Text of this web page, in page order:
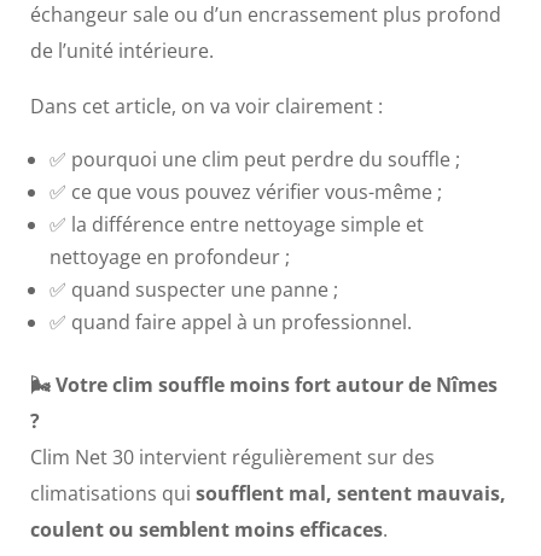
échangeur sale ou d’un encrassement plus profond
de l’unité intérieure.
Dans cet article, on va voir clairement :
✅ pourquoi une clim peut perdre du souffle ;
✅ ce que vous pouvez vérifier vous-même ;
✅ la différence entre nettoyage simple et
nettoyage en profondeur ;
✅ quand suspecter une panne ;
✅ quand faire appel à un professionnel.
🌬️ Votre clim souffle moins fort autour de Nîmes
?
Clim Net 30 intervient régulièrement sur des
climatisations qui soufflent mal, sentent mauvais,
coulent ou semblent moins efficaces.